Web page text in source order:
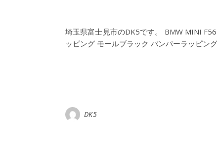
埼玉県富士見市のDK5です。 BMW MINI
ッピング モールブラック バンパーラッピン
DK5